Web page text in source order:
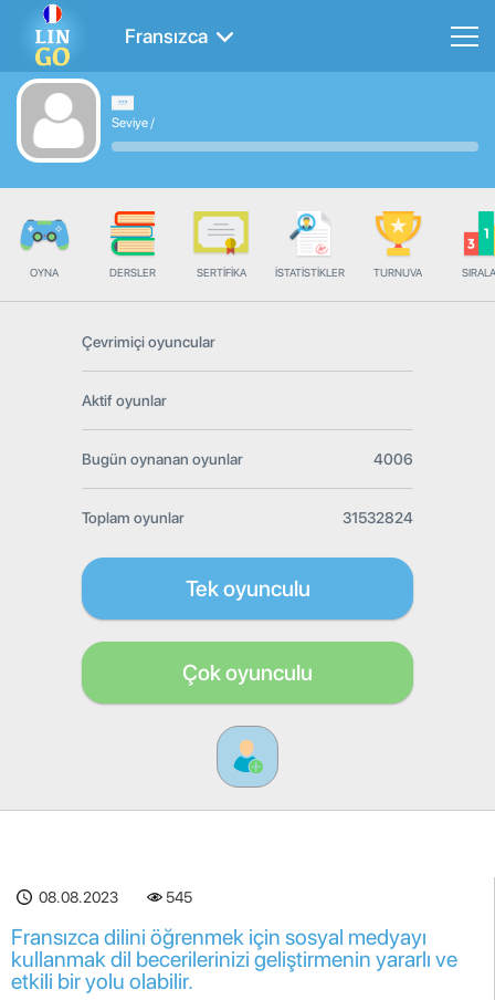
Fransızca
Seviye/
OYNA DERSLER SERTIFIKA İSTATISTIKLER TURNUVA
Çevrimiçi oyuncular
Aktif oyunlar
Bugün oynanan oyunlar 4006
Toplam oyunlar 31532824
Tek oyunculu
Çok oyunculu
08.08.2023 545
Fransızca dilini öğrenmek için sosyal medyayı
kullanmak dil becerilerinizi geliştirmenin yararlı ve
etkili bir yolu olabilir.